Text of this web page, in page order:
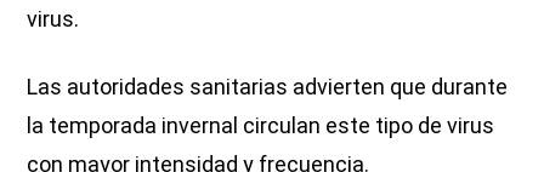
virus.
Las autoridades sanitarias advierten que durante
la temporada invernal circulan este tipo de virus
con mayor intensidad y frecuencia.